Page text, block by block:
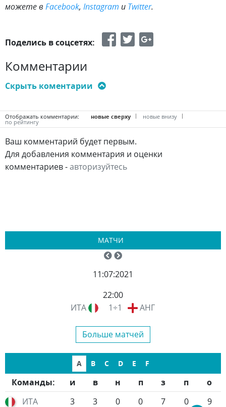
можете в Facebook, Instagram и Twitter.
Поделись в соцсетях:
Комментарии
Отображать комментарии: новые сверху новые внизу
по рейтингу
Ваш комментарий будет первым.
Для добавления комментария и оценки
комментариев -авторизуйтесь
МАТЧИ
11:07:2021
22:00
ИТА
1÷1 АНГ
Больше матчей
A B C D E F
Команды: и в н п з п
о
ИТА
3 3 0 0 7 0 9